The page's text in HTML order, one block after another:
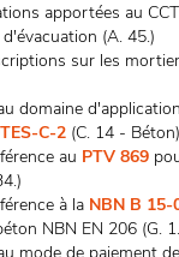
apportées au
(A. 45.)
sur les
domaine
C-2 (C. 14 - Béton)
au PTV 869
à la NBN B 15-
NBN EN 206 (G.